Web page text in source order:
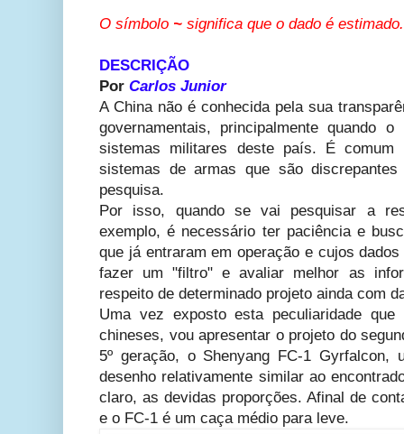
O símbolo ~ significa que o dado é estimado.
DESCRIÇÃO
Por Carlos Junior
A China não é conhecida pela sua
governamentais, principalmente quando
sistemas militares deste país. É
sistemas de armas que são
pesquisa.
Por isso, quando se vai pesquisar a
exemplo, é necessário ter paciência e
que já entraram em operação e cujos
fazer um "filtro" e avaliar melhor as
respeito de determinado projeto ainda com
Uma vez exposto esta peculiaridade
chineses, vou apresentar o projeto do
5º geração, o Shenyang FC-1 Gyrfalcon,
desenho relativamente similar ao
claro, as devidas proporções. Afinal de
e o FC-1 é um caça médio para leve.